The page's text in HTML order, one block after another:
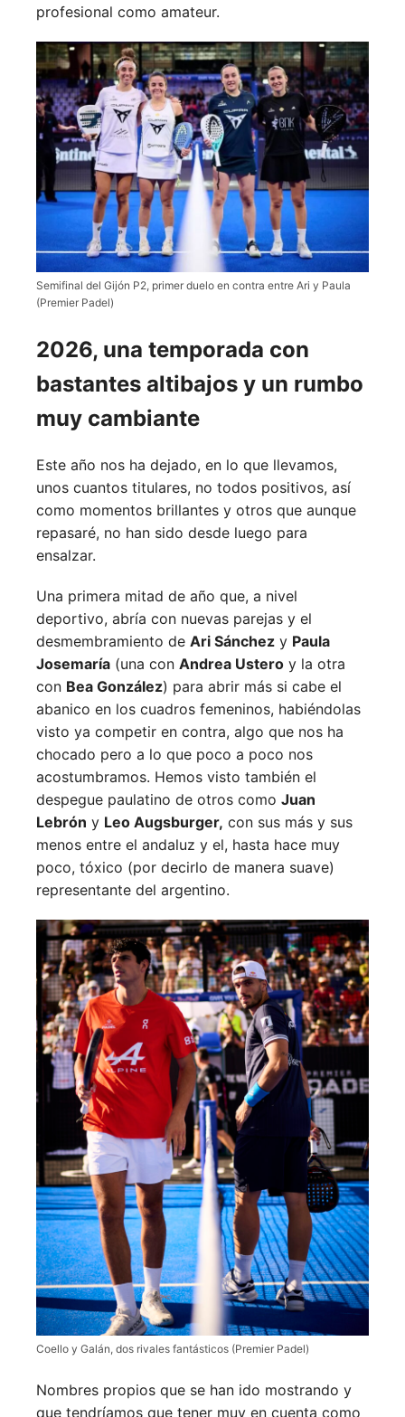
profesional como amateur.
Semifinal del Gijón P2, primer duelo en contra entre Ari y Paula
(Premier Padel)
2026, una temporada con
bastantes altibajos y un rumbo
muy cambiante
Este año nos ha dejado, en lo que llevamos,
unos cuantos titulares, no todos positivos, así
como momentos brillantes y otros que aunque
repasaré, no han sido desde luego para
ensalzar.
Una primera mitad de año que, a nivel
deportivo, abría con nuevas parejas y el
desmembramiento de Ari Sánchez y Paula
Josemaría (una con Andrea Ustero y la otra
con Bea González) para abrir más si cabe el
abanico en los cuadros femeninos, habiéndolas
visto ya competir en contra, algo que nos ha
chocado pero a lo que poco a poco nos
acostumbramos. Hemos visto también el
despegue paulatino de otros como Juan
Lebrón y Leo Augsburger, con sus más y sus
menos entre el andaluz y el, hasta hace muy
poco, tóxico (por decirlo de manera suave)
representante del argentino.
Coello y Galán, dos rivales fantásticos (Premier Padel)
Nombres propios que se han ido mostrando y
que tendríamos que tener muy en cuenta como